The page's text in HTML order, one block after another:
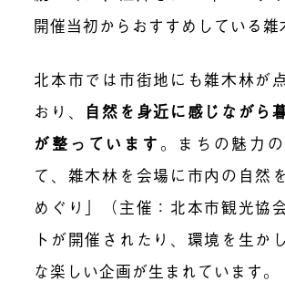
開催当初からおすすめしている雑
北本市では市街地にも雑木林が
おり、
自然を身近に感じながら
が整っています 。
まちの魅力
て、雑木林を会場に市内の自然
めぐり」（主催：北本市観光協
トが開催されたり、環境を生か
な楽しい企画が生まれています。